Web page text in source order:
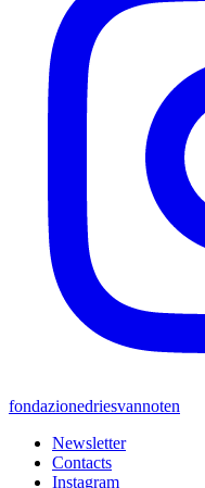
fondazionedriesvannoten
Newsletter
Contacts
Instagram